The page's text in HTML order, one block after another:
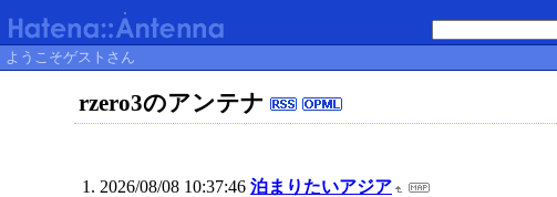
ようこそゲストさん
rzero3のアンテナ
2026/08/08 10:37:46 泊まりたいアジア